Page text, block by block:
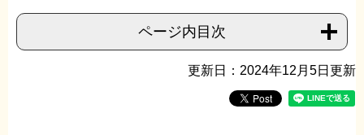
ページ内目次
更新日：2024年12月5日更新